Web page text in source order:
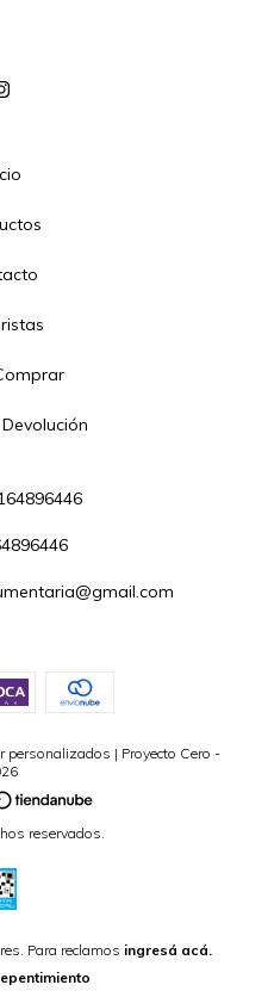
| Proyecto Cero -
reservados.
Para reclamos ingresá acá.